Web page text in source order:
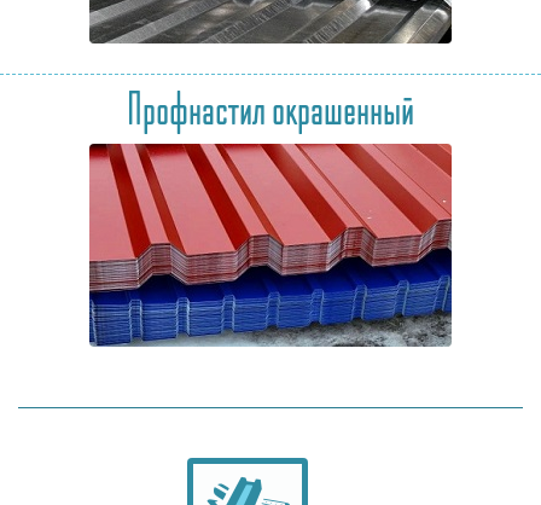
Профнастил окрашенный